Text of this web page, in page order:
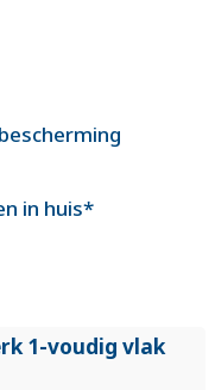
in huis*
1-voudig vlak